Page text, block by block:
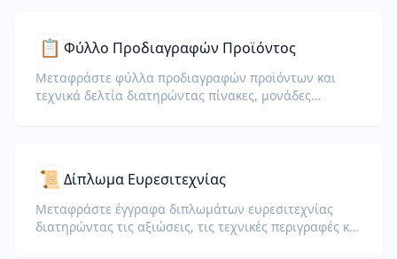
📋 Φύλλο Προδιαγραφών Προϊόντος
Μεταφράστε φύλλα προδιαγραφών προϊόντων και
τεχνικά δελτία διατηρώντας πίνακες, μονάδες
📜 Δίπλωμα Ευρεσιτεχνίας
Μεταφράστε έγγραφα διπλωμάτων ευρεσιτεχνίας
διατηρώντας τις αξιώσεις, τις τεχνικές περιγραφές και